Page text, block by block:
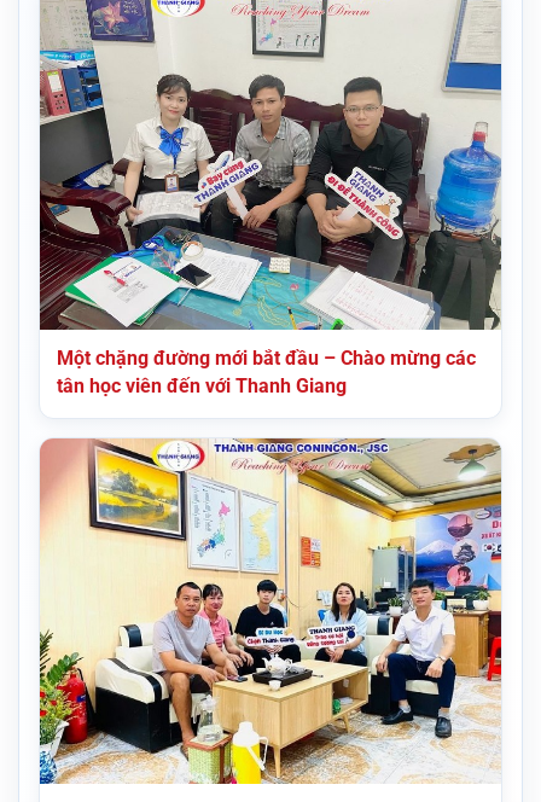
Một chặng đường mới bắt đầu – Chào mừng các
tân học viên đến với Thanh Giang